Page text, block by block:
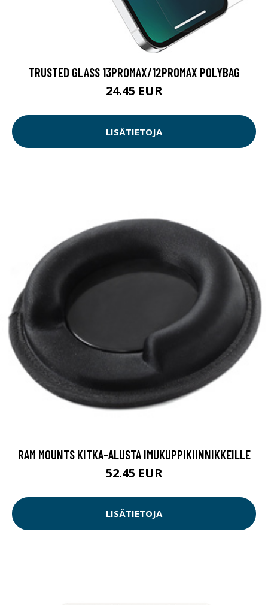
TRUSTED GLASS 13PROMAX/12PROMAX POLYBAG
24.45 EUR
LISÄTIETOJA
RAM MOUNTS KITKA-ALUSTA IMUKUPPIKIINNIKKEILLE
52.45 EUR
LISÄTIETOJA